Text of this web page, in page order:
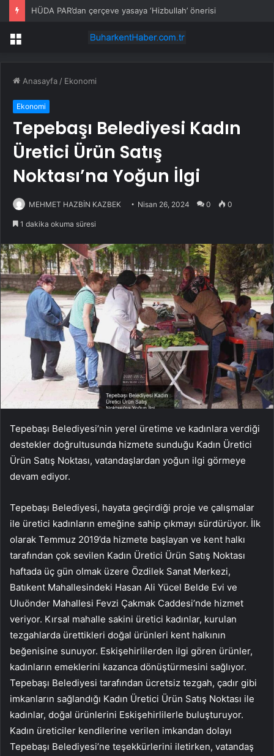
HÜDA PAR’dan çerçeve yasaya ‘Hizbullah’ önerisi
Menü
Anasayfa / Ekonomi
Ekonomi
Tepebaşı Belediyesi Kadın
Üretici Ürün Satış
Noktası’na Yoğun İlgi
MEHMET HAZBİN KAZBEK Nisan 26, 2024 0 0
1 dakika okuma süresi
Tepebaşı Belediyesi’nin yerel üretime ve kadınlara verdiği
destekler doğrultusunda hizmete sunduğu Kadın Üretici
Ürün Satış Noktası, vatandaşlardan yoğun ilgi görmeye
devam ediyor.
Tepebaşı Belediyesi, hayata geçirdiği proje ve çalışmalar
ile üretici kadınların emeğine sahip çıkmayı sürdürüyor. İlk
olarak Temmuz 2019’da hizmete başlayan ve kent halkı
tarafından çok sevilen Kadın Üretici Ürün Satış Noktası
haftada üç gün olmak üzere Özdilek Sanat Merkezi,
Batıkent Mahallesindeki Hasan Ali Yücel Belde Evi ve
Uluönder Mahallesi Fevzi Çakmak Caddesi’nde hizmet
veriyor. Kırsal mahalle sakini üretici kadınlar, kurulan
tezgahlarda ürettikleri doğal ürünleri kent halkının
beğenisine sunuyor. Eskişehirlilerden ilgi gören ürünler,
kadınların emeklerini kazanca dönüştürmesini sağlıyor.
Tepebaşı Belediyesi tarafından ücretsiz tezgah, çadır gibi
imkanların sağlandığı Kadın Üretici Ürün Satış Noktası ile
kadınlar, doğal ürünlerini Eskişehirlilerle buluşturuyor.
Kadın üreticiler kendilerine verilen imkandan dolayı
Tepebaşı Belediyesi’ne teşekkürlerini iletirken, vatandaş